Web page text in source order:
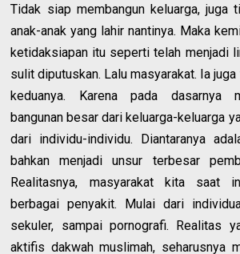
Tidak siap membangun keluarga, juga
anak-anak yang lahir nantinya. Maka
ketidaksiapan itu seperti telah menjadi
sulit diputuskan. Lalu masyarakat. Ia
keduanya. Karena pada dasarnya
bangunan besar dari keluarga-keluarga
dari individu-individu. Diantaranya
bahkan menjadi unsur terbesar
Realitasnya, masyarakat kita saat
berbagai penyakit. Mulai dari
sekuler, sampai pornografi. Realitas
aktifis dakwah muslimah, seharusnya